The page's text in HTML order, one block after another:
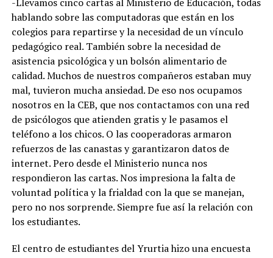
hablando sobre las computadoras que están en los
colegios para repartirse y la necesidad de un vínculo
pedagógico real. También sobre la necesidad de
asistencia psicológica y un bolsón alimentario de
calidad. Muchos de nuestros compañeros estaban muy
mal, tuvieron mucha ansiedad. De eso nos ocupamos
nosotros en la CEB, que nos contactamos con una red
de psicólogos que atienden gratis y le pasamos el
teléfono a los chicos. O las cooperadoras armaron
refuerzos de las canastas y garantizaron datos de
internet. Pero desde el Ministerio nunca nos
respondieron las cartas. Nos impresiona la falta de
voluntad política y la frialdad con la que se manejan,
pero no nos sorprende. Siempre fue así la relación con
los estudiantes.
El centro de estudiantes del Yrurtia hizo una encuesta